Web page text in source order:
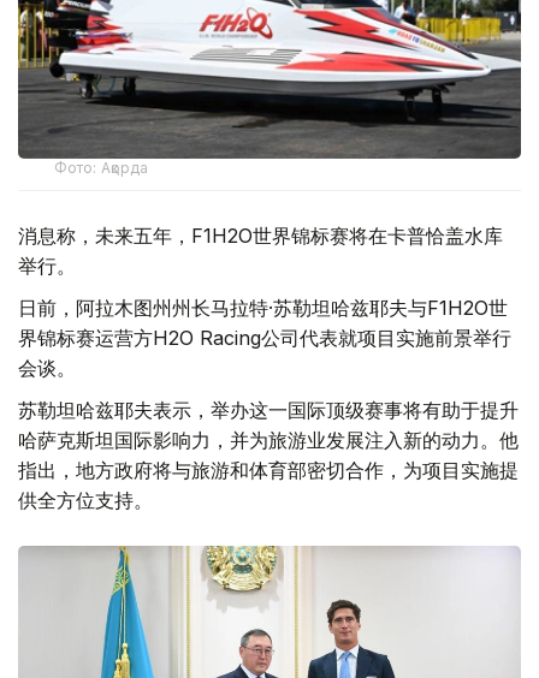
Фото: Ақорда
消息称，未来五年，F1H2O世界锦标赛将在卡普恰盖水库
举行。
日前，阿拉木图州州长马拉特·苏勒坦哈兹耶夫与F1H2O世
界锦标赛运营方H2O Racing公司代表就项目实施前景举行
会谈。
苏勒坦哈兹耶夫表示，举办这一国际顶级赛事将有助于提升
哈萨克斯坦国际影响力，并为旅游业发展注入新的动力。他
指出，地方政府将与旅游和体育部密切合作，为项目实施提
供全方位支持。